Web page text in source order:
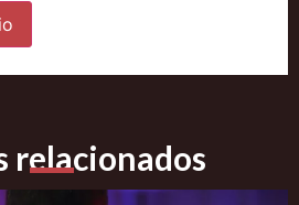
relacionados